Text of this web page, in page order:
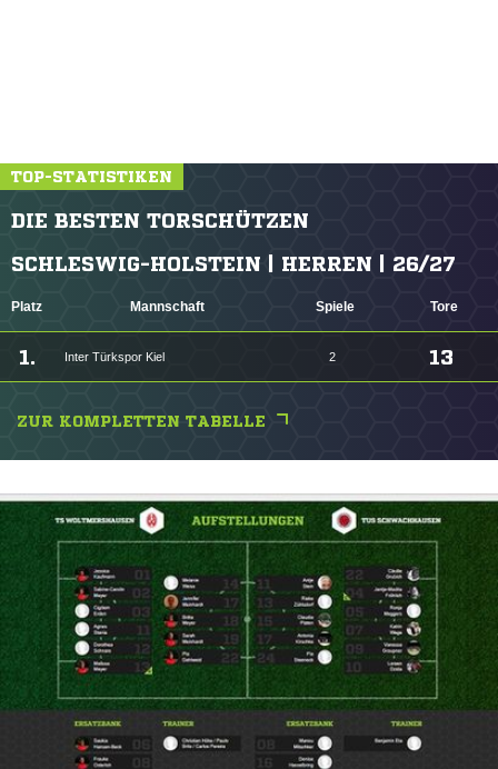
TOP-STATISTIKEN
DIE BESTEN TORSCHÜTZEN
SCHLESWIG-HOLSTEIN | HERREN | 26/27
Platz Mannschaft Spiele Tore
1. Inter Türkspor Kiel 2 13
ZUR KOMPLETTEN TABELLE